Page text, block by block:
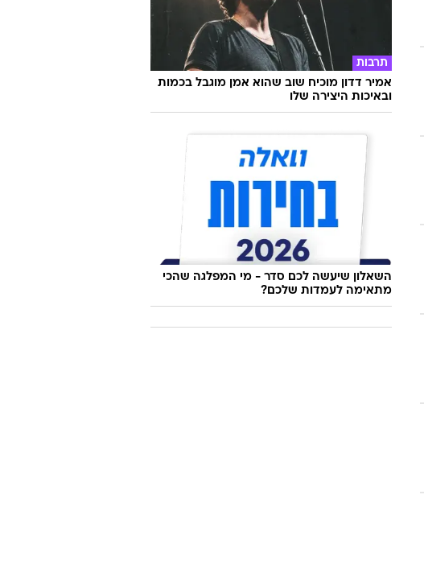
תרבות
אמיר דדון מוכיח שוב שהוא אמן מוגבל בכמות
ובאיכות היצירה שלו
השאלון שיעשה לכם סדר - מי המפלגה שהכי
מתאימה לעמדות שלכם?